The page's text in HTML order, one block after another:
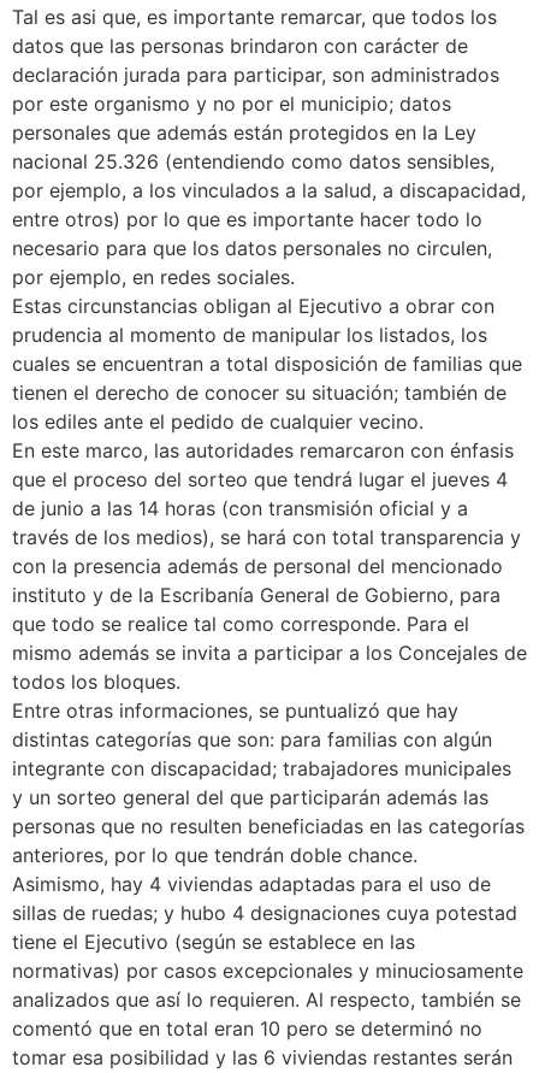
Tal es asi que, es importante remarcar, que todos los
datos que las personas brindaron con carácter de
declaración jurada para participar, son administrados
por este organismo y no por el municipio; datos
personales que además están protegidos en la Ley
nacional 25.326 (entendiendo como datos sensibles,
por ejemplo, a los vinculados a la salud, a discapacidad,
entre otros) por lo que es importante hacer todo lo
necesario para que los datos personales no circulen,
por ejemplo, en redes sociales.
Estas circunstancias obligan al Ejecutivo a obrar con
prudencia al momento de manipular los listados, los
cuales se encuentran a total disposición de familias que
tienen el derecho de conocer su situación; también de
los ediles ante el pedido de cualquier vecino.
En este marco, las autoridades remarcaron con énfasis
que el proceso del sorteo que tendrá lugar el jueves 4
de junio a las 14 horas (con transmisión oficial y a
través de los medios), se hará con total transparencia y
con la presencia además de personal del mencionado
instituto y de la Escribanía General de Gobierno, para
que todo se realice tal como corresponde. Para el
mismo además se invita a participar a los Concejales de
todos los bloques.
Entre otras informaciones, se puntualizó que hay
distintas categorías que son: para familias con algún
integrante con discapacidad; trabajadores municipales
y un sorteo general del que participarán además las
personas que no resulten beneficiadas en las categorías
anteriores, por lo que tendrán doble chance.
Asimismo, hay 4 viviendas adaptadas para el uso de
sillas de ruedas; y hubo 4 designaciones cuya potestad
tiene el Ejecutivo (según se establece en las
normativas) por casos excepcionales y minuciosamente
analizados que así lo requieren. Al respecto, también se
comentó que en total eran 10 pero se determinó no
tomar esa posibilidad y las 6 viviendas restantes serán